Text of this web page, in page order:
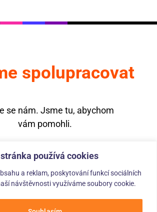
používá cookies
a reklam, poskytování funkcí sociálních
návštěvnosti využíváme soubory cookie.
spolupracovat
se nám. Jsme tu, abychom
vám pomohli.